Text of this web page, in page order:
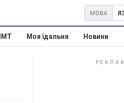
МОВА
Моя їдальня Новини